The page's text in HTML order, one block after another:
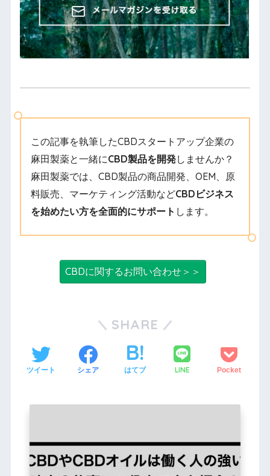
この記事を執筆したCBDスタートアップ企業の
麻田製薬と一緒にCBD製品を開発しませんか？
麻田製薬では、CBD製品の商品開発、OEM、原
料販売、マーケティング活動などCBDビジネス
を始めたい方を全面的にサポート します。
CBDに関するお問い合わせ＞＞
SHARE
ツイート シェア はてブ LINE Pocket